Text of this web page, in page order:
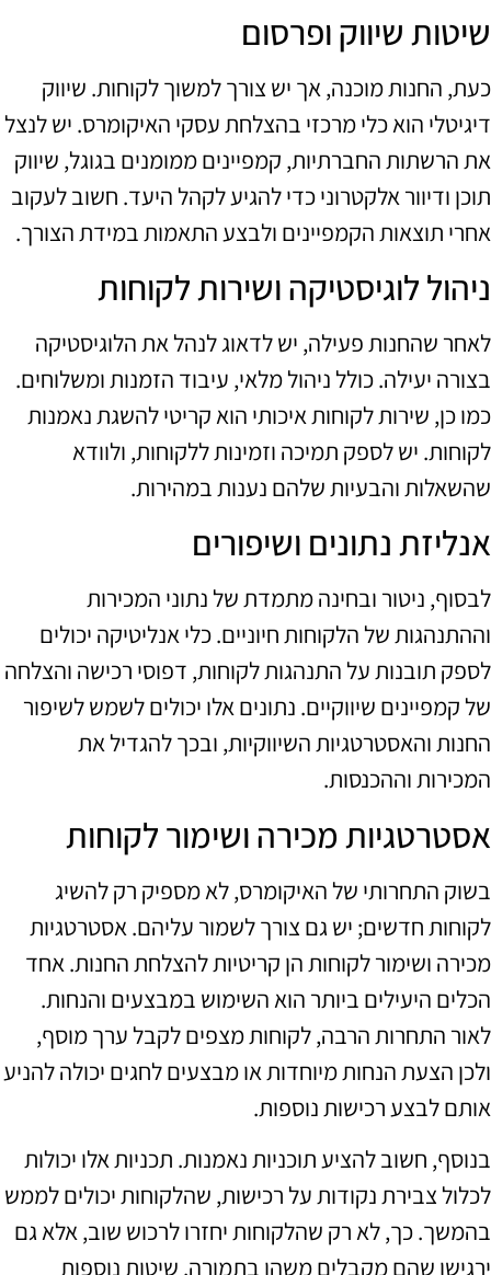
שיטות שיווק ופרסום
כעת, החנות מוכנה, אך יש צורך למשוך לקוחות. שיווק
דיגיטלי הוא כלי מרכזי בהצלחת עסקי האיקומרס. יש לנצל
את הרשתות החברתיות, קמפיינים ממומנים בגוגל, שיווק
תוכן ודיוור אלקטרוני כדי להגיע לקהל היעד. חשוב לעקוב
אחרי תוצאות הקמפיינים ולבצע התאמות במידת הצורך.
ניהול לוגיסטיקה ושירות לקוחות
לאחר שהחנות פעילה, יש לדאוג לנהל את הלוגיסטיקה
בצורה יעילה. כולל ניהול מלאי, עיבוד הזמנות ומשלוחים.
כמו כן, שירות לקוחות איכותי הוא קריטי להשגת נאמנות
לקוחות. יש לספק תמיכה וזמינות ללקוחות, ולוודא
שהשאלות והבעיות שלהם נענות במהירות.
אנליזת נתונים ושיפורים
לבסוף, ניטור ובחינה מתמדת של נתוני המכירות
וההתנהגות של הלקוחות חיוניים. כלי אנליטיקה יכולים
לספק תובנות על התנהגות לקוחות, דפוסי רכישה והצלחה
של קמפיינים שיווקיים. נתונים אלו יכולים לשמש לשיפור
החנות והאסטרטגיות השיווקיות, ובכך להגדיל את
המכירות וההכנסות.
אסטרטגיות מכירה ושימור לקוחות
בשוק התחרותי של האיקומרס, לא מספיק רק להשיג
לקוחות חדשים; יש גם צורך לשמור עליהם. אסטרטגיות
מכירה ושימור לקוחות הן קריטיות להצלחת החנות. אחד
הכלים היעילים ביותר הוא השימוש במבצעים והנחות.
לאור התחרות הרבה, לקוחות מצפים לקבל ערך מוסף,
ולכן הצעת הנחות מיוחדות או מבצעים לחגים יכולה להניע
אותם לבצע רכישות נוספות.
בנוסף, חשוב להציע תוכניות נאמנות. תכניות אלו יכולות
לכלול צבירת נקודות על רכישות, שהלקוחות יכולים לממש
בהמשך. כך, לא רק שהלקוחות יחזרו לרכוש שוב, אלא גם
ירגישו שהם מקבלים משהו בתמורה. שיטות נוספות